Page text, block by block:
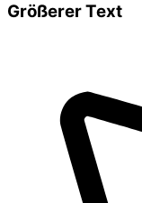
Größerer Text